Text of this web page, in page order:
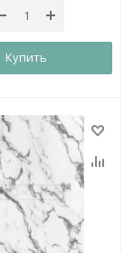
Купить